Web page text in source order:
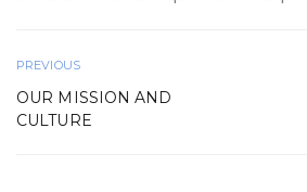
PREVIOUS
OUR MISSION AND
CULTURE